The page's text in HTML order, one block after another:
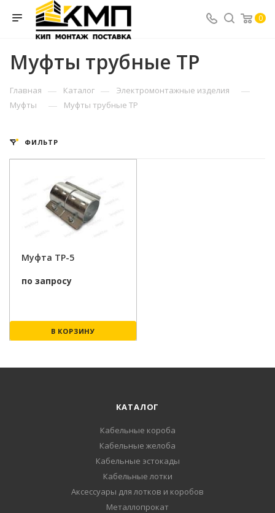
0
Муфты трубные ТР
Главная — Каталог — Электромонтажные изделия —
Муфты — Муфты трубные ТР
ФИЛЬТР
Муфта ТР-5
по запросу
В КОРЗИНУ
КАТАЛОГ
Кабельные короба
Кабельные желоба
Кабельные эстокады
Кабельные лотки
Аксессуары для лотков и коробов
Металлопрокат